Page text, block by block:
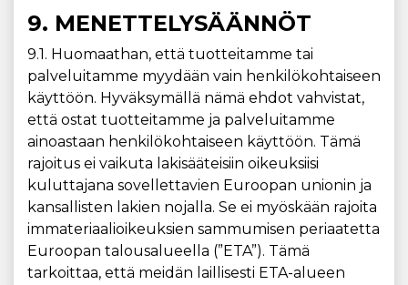
9. MENETTELYSÄÄNNÖT
9.1. Huomaathan, että tuotteitamme tai
palveluitamme myydään vain henkilökohtaiseen
käyttöön. Hyväksymällä nämä ehdot vahvistat,
että ostat tuotteitamme ja palveluitamme
ainoastaan ​​henkilökohtaiseen käyttöön. Tämä
rajoitus ei vaikuta lakisääteisiin oikeuksiisi
kuluttajana sovellettavien Euroopan unionin ja
kansallisten lakien nojalla. Se ei myöskään rajoita
immateriaalioikeuksien sammumisen periaatetta
Euroopan talousalueella (”ETA”). Tämä
tarkoittaa, että meidän laillisesti ETA-alueen